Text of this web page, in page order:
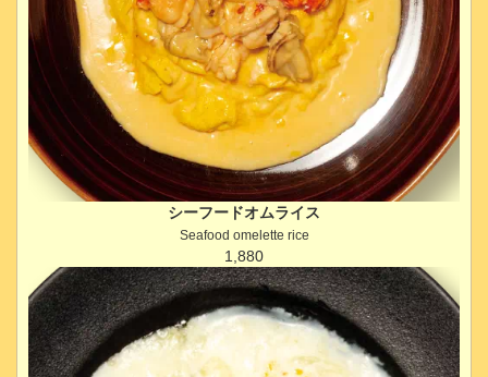
シーフードオムライス
Seafood omelette rice
1,880